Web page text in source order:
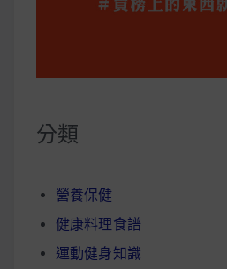
分類
營養保健
健康料理食譜
運動健身知識